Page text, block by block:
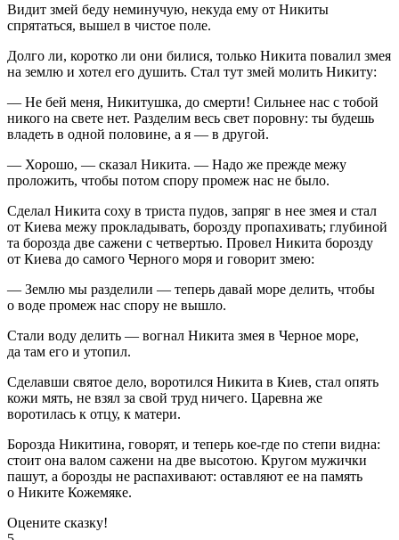
Видит змей беду неминучую, некуда ему от Никиты
спрятаться, вышел в чистое поле.
Долго ли, коротко ли они билися, только Никита повалил змея
на землю и хотел его душить. Стал тут змей молить Никиту:
— Не бей меня, Никитушка, до смерти! Сильнее нас с тобой
никого на свете нет. Разделим весь свет поровну: ты будешь
владеть в одной половине, а я — в другой.
— Хорошо, — сказал Никита. — Надо же прежде межу
проложить, чтобы потом спору промеж нас не было.
Сделал Никита соху в триста пудов, запряг в нее змея и стал
от Киева межу прокладывать, борозду пропахивать; глубиной
та борозда две сажени с четвертью. Провел Никита борозду
от Киева до самого Черного моря и говорит змею:
— Землю мы разделили — теперь давай море делить, чтобы
о воде промеж нас спору не вышло.
Стали воду делить — вогнал Никита змея в Черное море,
да там его и утопил.
Сделавши святое дело, воротился Никита в Киев, стал опять
кожи мять, не взял за свой труд ничего. Царевна же
воротилась к отцу, к матери.
Борозда Никитина, говорят, и теперь кое-где по степи видна:
стоит она валом сажени на две высотою. Кругом мужички
пашут, а борозды не распахивают: оставляют ее на память
о Никите Кожемяке.
Оцените сказку!